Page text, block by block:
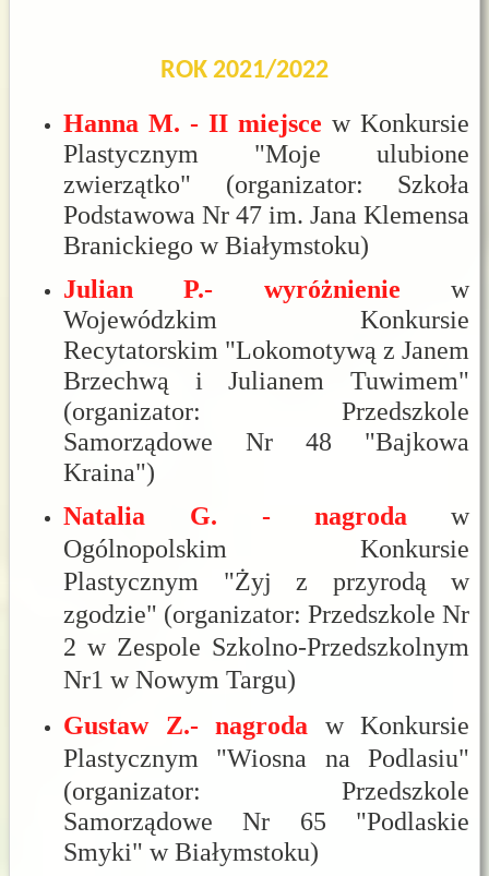
ROK 2021/2022
Hanna M. - II miejsce w Konkursie
Plastycznym "Moje ulubione
zwierzątko" (organizator: Szkoła
Podstawowa Nr 47 im. Jana Klemensa
Branickiego w Białymstoku)
Julian P.- wyróżnienie w
Wojewódzkim Konkursie
Recytatorskim "Lokomotywą z Janem
Brzechwą i Julianem Tuwimem"
(organizator: Przedszkole
Samorządowe Nr 48 "Bajkowa
Kraina")
Natalia G. - nagroda
w
Ogólnopolskim Konkursie
Plastycznym "Żyj z przyrodą w
zgodzie" (organizator: Przedszkole Nr
2 w Zespole Szkolno-Przedszkolnym
Nr1 w Nowym Targu)
Gustaw Z.- nagroda w Konkursie
Plastycznym "Wiosna na Podlasiu"
(organizator: Przedszkole
Samorządowe Nr 65 "Podlaskie
Smyki" w Białymstoku)